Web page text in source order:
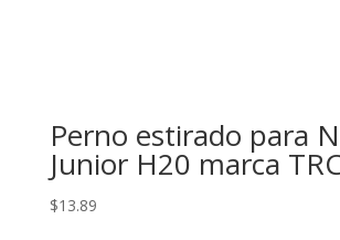
Perno estirado para
Junior H20 marca
$13.89